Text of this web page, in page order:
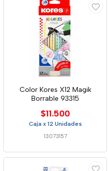
Color Kores X12 Magik
Borrable 93315
$11.500
Caja x 12 Unidades
13073157